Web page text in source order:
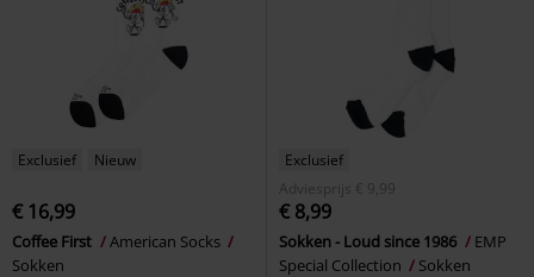
Exclusief Nieuw
€ 16,99
Coffee First
American Socks
Sokken
Exclusief
Adviesprijs
€ 9,99
€ 8,99
Sokken - Loud since 1986
EMP
Special Collection
Sokken